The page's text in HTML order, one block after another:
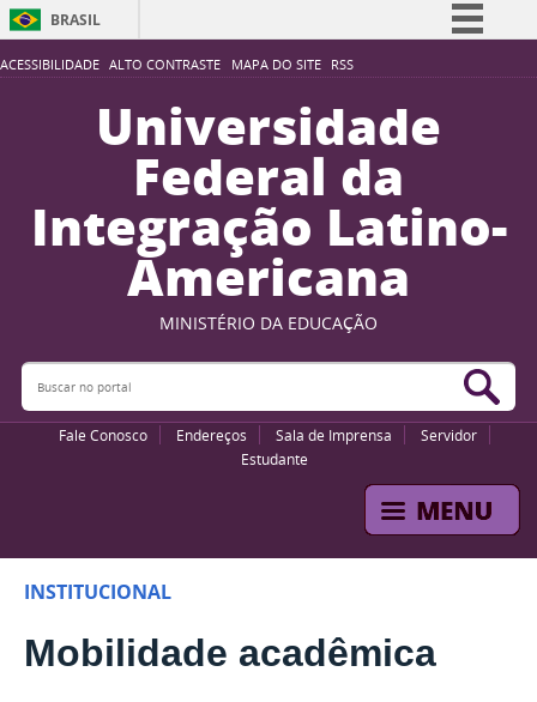
ACESSIBILIDADE ALTO CONTRASTE MAPA DO SITE RSS
BRASIL
Simplifique!
Participe
Acesso à informação
Legislação
Canais
Universidade
Federal da
Integração Latino-
Americana
MINISTÉRIO DA EDUCAÇÃO
Buscar no portal
Fale Conosco Endereços Sala de Imprensa
Servidor
Estudante
INSTITUCIONAL
Mobilidade acadêmica